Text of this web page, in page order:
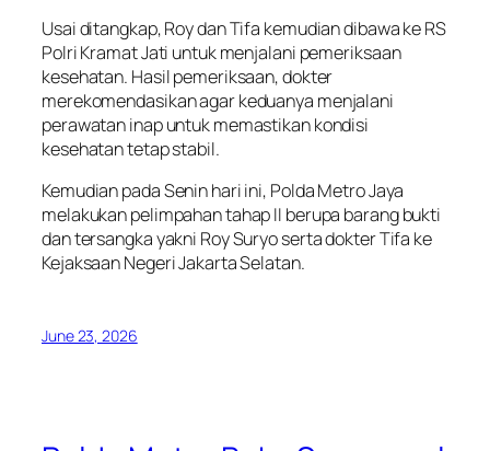
Usai ditangkap, Roy dan Tifa kemudian dibawa ke RS
Polri Kramat Jati untuk menjalani pemeriksaan
kesehatan. Hasil pemeriksaan, dokter
merekomendasikan agar keduanya menjalani
perawatan inap untuk memastikan kondisi
kesehatan tetap stabil.
Kemudian pada Senin hari ini, Polda Metro Jaya
melakukan pelimpahan tahap II berupa barang bukti
dan tersangka yakni Roy Suryo serta dokter Tifa ke
Kejaksaan Negeri Jakarta Selatan.
June 23, 2026